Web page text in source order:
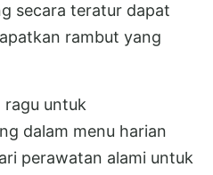
secara teratur dapat
rambut yang
ragu untuk
dalam menu harian
perawatan alami untuk